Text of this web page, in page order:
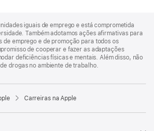
iguais de emprego e está comprometida
Também adotamos ações afirmativas para
emprego e de promoção para todos os
de cooperar e fazer as adaptações
deficiências físicas e mentais. Além disso, não
drogas no ambiente de trabalho.
Carreiras na Apple